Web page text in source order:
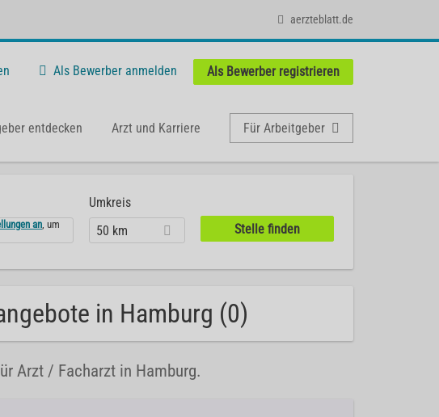
aerzteblatt.de
Als Bewerber anmelden Als Bewerber registrieren
entdecken Arzt und Karriere Für Arbeitgeber
an, um
Umkreis
50 km
in Hamburg (0)
Arzt / Facharzt in Hamburg.